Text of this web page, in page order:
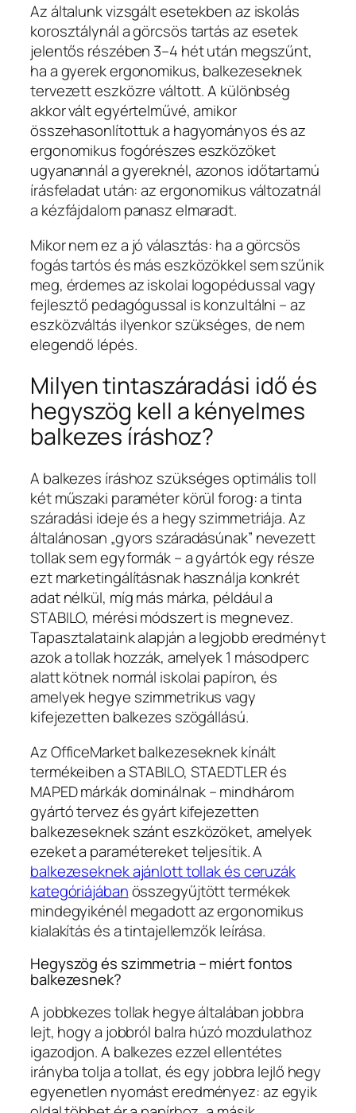
Az általunk vizsgált esetekben az iskolás
korosztálynál a görcsös tartás az esetek
jelentős részében 3–4 hét után megszűnt,
ha a gyerek ergonomikus, balkezeseknek
tervezett eszközre váltott. A különbség
akkor vált egyértelművé, amikor
összehasonlítottuk a hagyományos és az
ergonomikus fogórészes eszközöket
ugyanannál a gyereknél, azonos időtartamú
írásfeladat után: az ergonomikus változatnál
a kézfájdalom panasz elmaradt.
Mikor nem ez a jó választás: ha a görcsös
fogás tartós és más eszközökkel sem szűnik
meg, érdemes az iskolai logopédussal vagy
fejlesztő pedagógussal is konzultálni – az
eszközváltás ilyenkor szükséges, de nem
elegendő lépés.
Milyen tintaszáradási idő és
hegyszög kell a kényelmes
balkezes íráshoz?
A balkezes íráshoz szükséges optimális toll
két műszaki paraméter körül forog: a tinta
száradási ideje és a hegy szimmetriája. Az
általánosan „gyors száradásúnak” nevezett
tollak sem egyformák – a gyártók egy része
ezt marketingálításnak használja konkrét
adat nélkül, míg más márka, például a
STABILO, mérési módszert is megnevez.
Tapasztalataink alapján a legjobb eredményt
azok a tollak hozzák, amelyek 1 másodperc
alatt kötnek normál iskolai papíron, és
amelyek hegye szimmetrikus vagy
kifejezetten balkezes szögállású.
Az OfficeMarket balkezeseknek kínált
termékeiben a STABILO, STAEDTLER és
MAPED márkák dominálnak – mindhárom
gyártó tervez és gyárt kifejezetten
balkezeseknek szánt eszközöket, amelyek
ezeket a paramétereket teljesítik. A
balkezeseknek ajánlott tollak és ceruzák
kategóriájábanösszegyűjtött termékek
mindegyikénél megadott az ergonomikus
kialakítás és a tintajellemzők leírása.
Hegyszög és szimmetria – miért fontos
balkezesnek?
A jobbkezes tollak hegye általában jobbra
lejt, hogy a jobbról balra húzó mozdulathoz
igazodjon. A balkezes ezzel ellentétes
irányba tolja a tollat, és egy jobbra lejlő hegy
egyenetlen nyomást eredményez: az egyik